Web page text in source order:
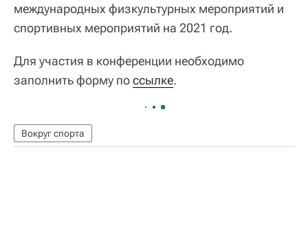
международных физкультурных мероприятий и
спортивных мероприятий на 2021 год.
Для участия в конференции необходимо
заполнить форму поссылке.
Вокруг спорта